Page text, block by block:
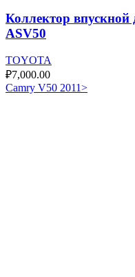
Коллектор
ASV50
TOYOTA
₽7,000.00
Camry V50 2011>